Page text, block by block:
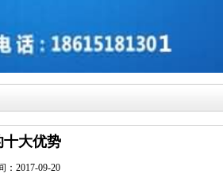
十大优势
：2017-09-20